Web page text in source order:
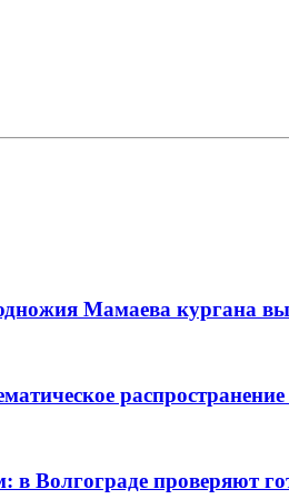
Мамаева кургана
в Волгограде проверяют